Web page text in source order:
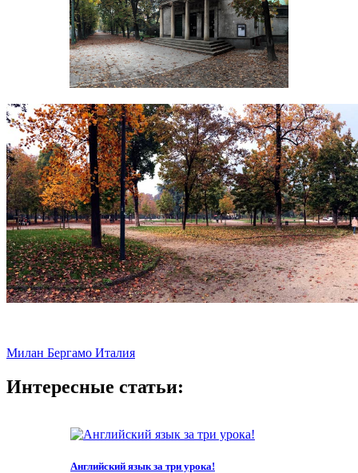
Милан Бергамо Италия
Интересные статьи:
Английский язык за три урока!